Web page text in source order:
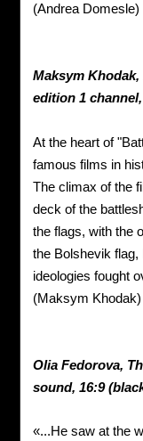
(Andrea Domesle)
Maksym Khodak,
edition 1
At the heart of
famous films in
The climax of the
deck of the
the flags, with the
the Bolshevik flag,
ideologies fought
(Maksym Khodak)
Olia Fedorova,
sound, 16:9
«...He saw at the